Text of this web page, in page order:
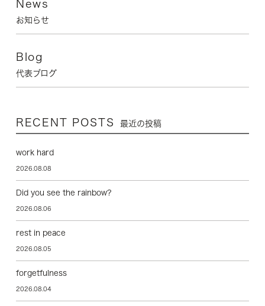
News
お知らせ
Blog
代表ブログ
RECENT POSTS 最近の投稿
work hard
2026.08.08
Did you see the rainbow?
2026.08.06
rest in peace
2026.08.05
forgetfulness
2026.08.04